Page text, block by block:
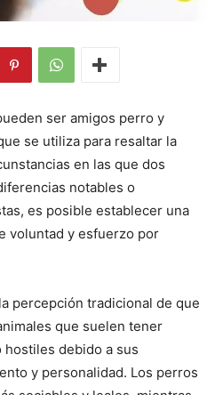
ser amigos perro y
se utiliza para resaltar la
en las que dos
notables o
es posible establecer una
voluntad y esfuerzo por
percepción tradicional de que
que suelen tener
debido a sus
y personalidad. Los perros